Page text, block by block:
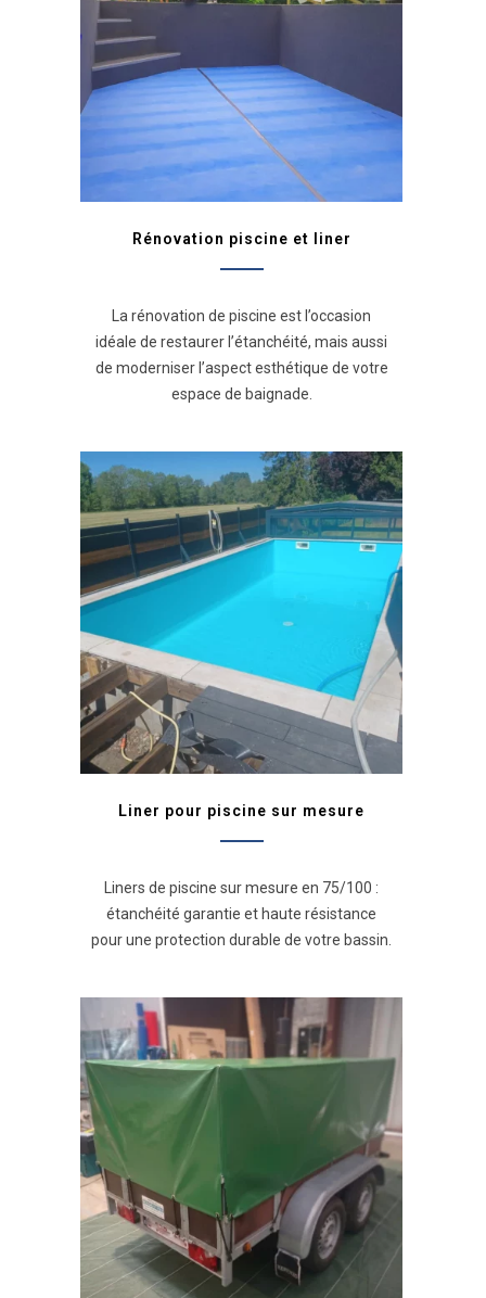
Rénovation piscine et liner
La rénovation de piscine est l’occasion
idéale de restaurer l’étanchéité, mais aussi
de moderniser l’aspect esthétique de votre
espace de baignade.
Liner pour piscine sur mesure
Liners de piscine sur mesure en 75/100 :
étanchéité garantie et haute résistance
pour une protection durable de votre bassin.